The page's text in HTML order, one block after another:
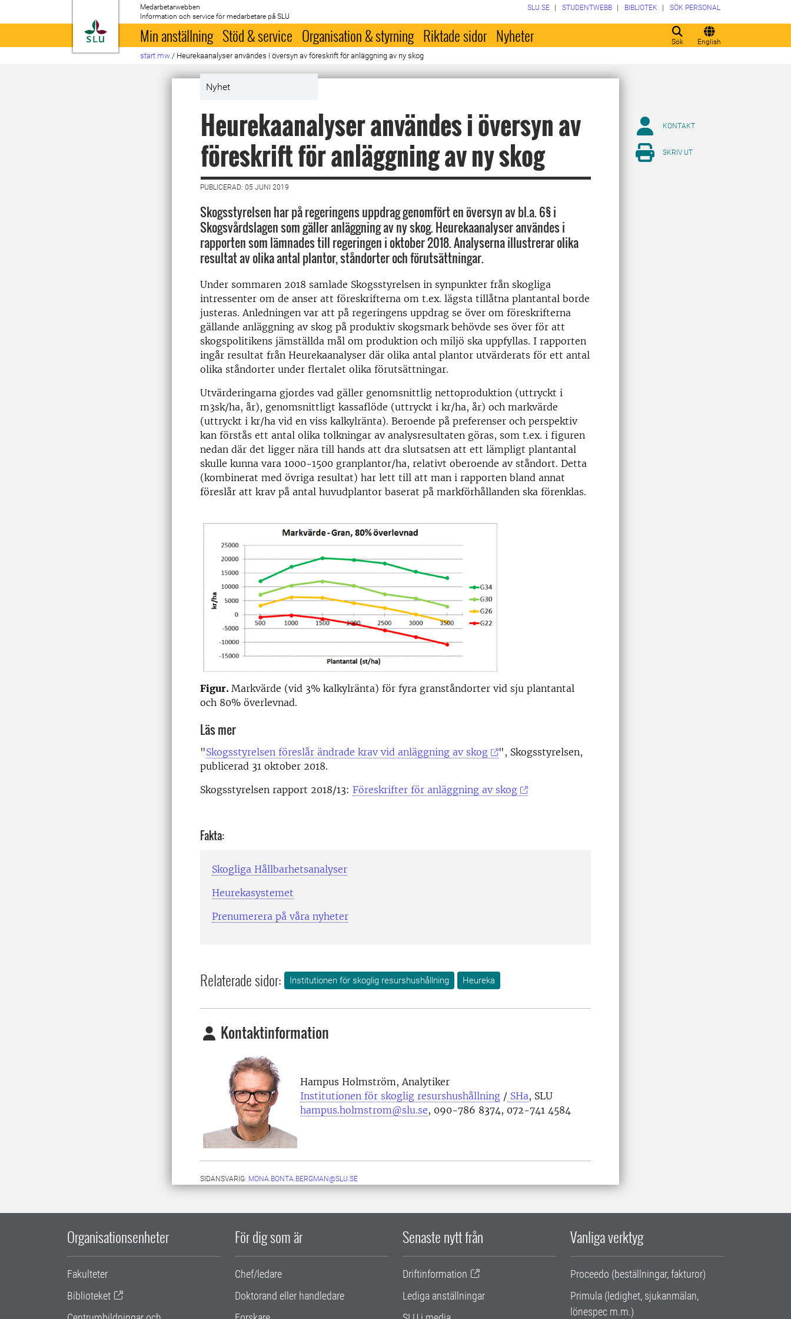
Till startsida
Medarbetarwebben
Information och service för medarbetare på SLU
Sök English
SLU.SE STUDENTWEBB BIBLIOTEK SÖK PERSONAL
Min anställning Stöd & service Organisation & styrning Riktade sidor Nyheter
start mw / Heurekaanalyser användes i översyn av föreskrift för anläggning av ny skog
Nyhet
Heurekaanalyser användes i översyn av
föreskrift för anläggning av ny skog
PUBLICERAD: 05 JUNI 2019
Skogsstyrelsen har på regeringens uppdrag genomfört en översyn av bl.a. 6§ i
Skogsvårdslagen som gäller anläggning av ny skog. Heurekaanalyser användes i
rapporten som lämnades till regeringen i oktober 2018. Analyserna illustrerar olika
resultat av olika antal plantor, ståndorter och förutsättningar.
Under sommaren 2018 samlade Skogsstyrelsen in synpunkter från skogliga
intressenter om de anser att föreskrifterna om t.ex. lägsta tillåtna plantantal borde
justeras. Anledningen var att på regeringens uppdrag se över om föreskrifterna
gällande anläggning av skog på produktiv skogsmark behövde ses över för att
skogspolitikens jämställda mål om produktion och miljö ska uppfyllas. I rapporten
ingår resultat från Heurekaanalyser där olika antal plantor utvärderats för ett antal
olika ståndorter under flertalet olika förutsättningar.
Utvärderingarna gjordes vad gäller genomsnittlig nettoproduktion (uttryckt i
m3sk/ha, år), genomsnittligt kassaflöde (uttryckt i kr/ha, år) och markvärde
(uttryckt i kr/ha vid en viss kalkylränta). Beroende på preferenser och perspektiv
kan förstås ett antal olika tolkningar av analysresultaten göras, som t.ex. i figuren
nedan där det ligger nära till hands att dra slutsatsen att ett lämpligt plantantal
skulle kunna vara 1000-1500 granplantor/ha, relativt oberoende av ståndort. Detta
(kombinerat med övriga resultat) har lett till att man i rapporten bland annat
föreslår att krav på antal huvudplantor baserat på markförhållanden ska förenklas.
Figur. Markvärde (vid 3% kalkylränta) för fyra granståndorter vid sju plantantal
och 80% överlevnad.
Läs mer
"Skogsstyrelsen föreslår ändrade krav vid anläggning av skog
", Skogsstyrelsen,
publicerad 31 oktober 2018.
Skogsstyrelsen rapport 2018/13: Föreskrifter för anläggning av skog
Fakta:
Skogliga Hållbarhetsanalyser
Heurekasystemet
Prenumerera på våra nyheter
Relaterade sidor: Institutionen för skoglig resurshushållning Heureka
Kontaktinformation
Hampus Holmström, Analytiker
Institutionen för skoglig resurshushållning / SHa, SLU
hampus.holmstrom@slu.se, 090-786 8374, 072-741 4584
SIDANSVARIG: MONA.BONTA.BERGMAN@SLU.SE
KONTAKT
SKRIV UT
Organisationsenheter
Fakulteter
Biblioteket
För dig som är
Chef/ledare
Doktorand eller handledare
Senaste nytt från
Driftinformation
Lediga anställningar
Vanliga verktyg
Proceedo (beställningar, fakturor)
Primula (ledighet, sjukanmälan,
lönespec m.m.)